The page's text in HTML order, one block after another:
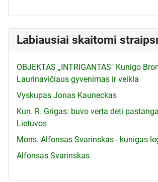
Labiausiai skaitomi
OBJEKTAS „INTRIGANTAS" Kunigo
Laurinavičiaus gyvenimas ir veikla
Vyskupas Jonas Kauneckas
Kun. R. Grigas: buvo verta dėti
Lietuvos
Mons. Alfonsas Svarinskas - kunigas
Alfonsas Svarinskas